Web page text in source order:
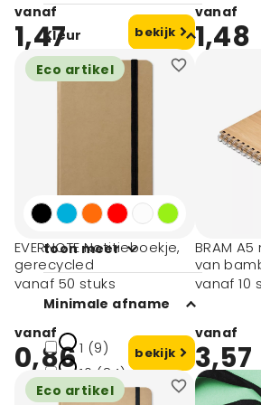
Kleur
Wit (58)
Blauw (81)
Rood (50)
Oranje (18)
toon meer
Minimale afname
1 (9)
10 (84)
50 (108)
vanaf
1,47 bekijk
vanaf
1,48
Eco artikel
EVERNOTE Notitieboekje,
gerecycled
vanaf 50 stuks
vanaf
0,86 bekijk
BRAM
van
vanaf 10
vanaf
3,57
Eco artikel